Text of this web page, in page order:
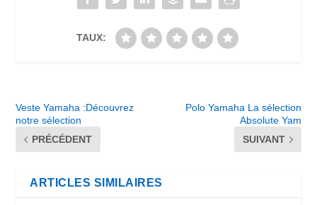
TAUX:
Veste Yamaha :Découvrez
notre sélection
PRÉCÉDENT
Polo Yamaha La sélection
Absolute Yam
SUIVANT
ARTICLES SIMILAIRES